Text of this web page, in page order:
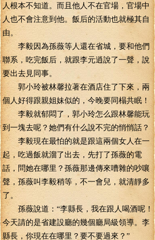
人根本不知道。而且他人不在官場，官場中
人也不會注意到他。飯后的活動也就極其自
由。
李毅因為孫薇等人還在省城，要和他們
聯系，吃完飯后，就跟李元逍說了一聲，說
要出去見同事。
郭小玲被林馨拉著在酒店住了下來，兩
個人好得跟親姐妹似的，今晚要同榻共眠！
李毅就郁悶了，郭小玲怎么跟林馨能玩
到一塊去呢？她們有什么說不完的悄悄話？
李毅現在最怕的就是跟這兩個女人在一
起，吃過飯就溜了出去，先打了孫薇的電
話，問她在哪里？孫薇那邊傳來嘈雜的吵嚷
聲，孫薇叫李毅稍等，不一會兒，就清靜多
了。
孫薇說道：“李縣長，我在跟人喝酒呢！
今天請的是省建設廳的幾個廳局級領導。李
縣長，你現在在哪里？要不要過來？”